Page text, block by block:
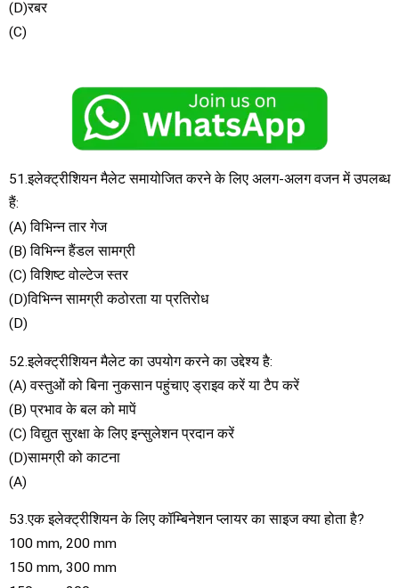
(D)रबर
(C)
51.इलेक्ट्रीशियन मैलेट समायोजित करने के लिए अलग-अलग वजन में उपलब्ध
हैं:
(A) विभिन्न तार गेज
(B) विभिन्न हैंडल सामग्री
(C) विशिष्ट वोल्टेज स्तर
(D)विभिन्न सामग्री कठोरता या प्रतिरोध
(D)
52.इलेक्ट्रीशियन मैलेट का उपयोग करने का उद्देश्य है:
(A) वस्तुओं को बिना नुकसान पहुंचाए ड्राइव करें या टैप करें
(B) प्रभाव के बल को मापें
(C) विद्युत सुरक्षा के लिए इन्सुलेशन प्रदान करें
(D)सामग्री को काटना
(A)
53.एक इलेक्ट्रीशियन के लिए कॉम्बिनेशन प्लायर का साइज क्या होता है?
100 mm, 200 mm
150 mm, 300 mm